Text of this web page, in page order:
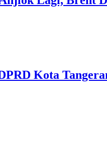
Kota